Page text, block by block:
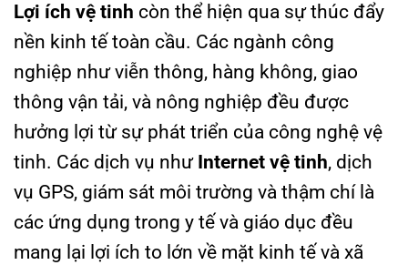
Lợi ích vệ tinh còn thể hiện qua sự thúc đẩy
nền kinh tế toàn cầu. Các ngành công
nghiệp như viễn thông, hàng không, giao
thông vận tải, và nông nghiệp đều được
hưởng lợi từ sự phát triển của công nghệ vệ
tinh. Các dịch vụ như Internet vệ tinh, dịch
vụ GPS, giám sát môi trường và thậm chí là
các ứng dụng trong y tế và giáo dục đều
mang lại lợi ích to lớn về mặt kinh tế và xã